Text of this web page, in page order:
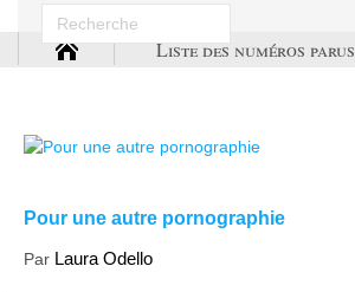
Liste des numéros parus
Pour une autre pornographie
Par Laura Odello